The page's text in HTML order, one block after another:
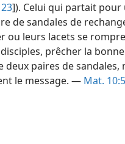
23]). Celui qui partait pour
de sandales de
ou leurs lacets se
prêcher la bonne
paires de sandales,
le message. — Mat.